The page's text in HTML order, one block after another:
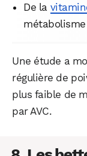
De la
Une étude a
régulière de
plus faible de
par AVC.